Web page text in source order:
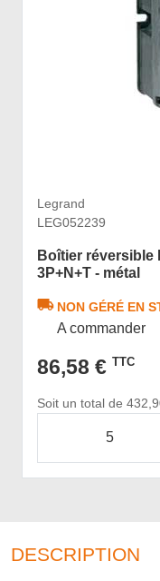
Legrand
LEG052239
Boîtier réversible
3P+N+T - métal
NON GÉRÉ EN
A commander
86,58 € TTC
Soit un total de
DESCRIPTION